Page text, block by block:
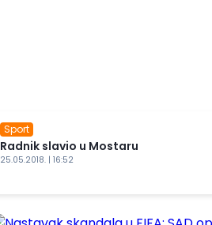
Sport
Radnik slavio u Mostaru
25.05.2018. | 16:52